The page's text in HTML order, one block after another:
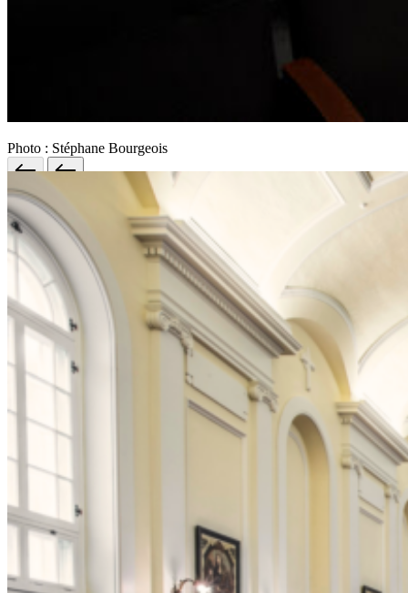
Photo : Stéphane Bourgeois
Musique de chambre au
Monastère – Bach dans
l’espace
Par Les Violons du Roy
Orchestre de chambre
Le samedi 3 mai à 14h et à 19h30
51,04 $ taxes et frais de service inclus
Ce lien s'ouvrira dans une nouvelle fenêtre
Informations à
programmation@monastere.ca